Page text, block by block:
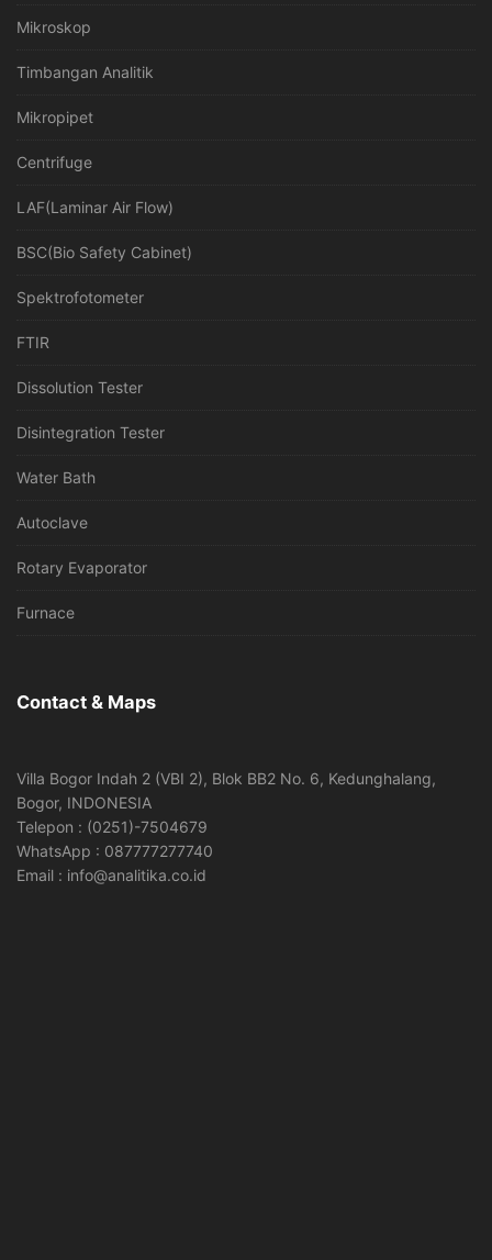
Mikroskop
Timbangan Analitik
Mikropipet
Centrifuge
LAF(Laminar Air Flow)
BSC(Bio Safety Cabinet)
Spektrofotometer
FTIR
Dissolution Tester
Disintegration Tester
Water Bath
Autoclave
Rotary Evaporator
Furnace
Contact & Maps
Villa Bogor Indah 2 (VBI 2), Blok BB2 No. 6, Kedunghalang,
Bogor, INDONESIA
Telepon : (0251)-7504679
WhatsApp : 087777277740
Email : info@analitika.co.id